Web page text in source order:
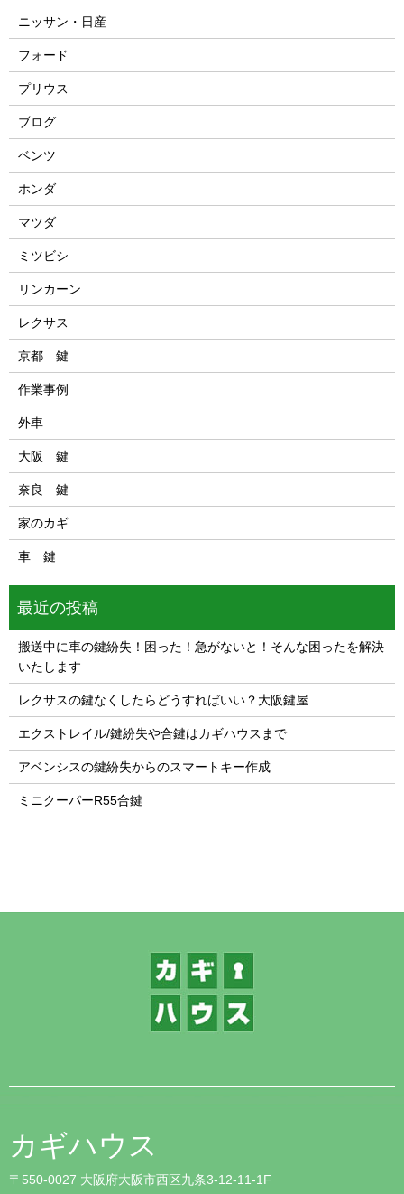
ニッサン・日産
フォード
プリウス
ブログ
ベンツ
ホンダ
マツダ
ミツビシ
リンカーン
レクサス
京都 鍵
作業事例
外車
大阪 鍵
奈良 鍵
家のカギ
車 鍵
最近の投稿
搬送中に車の鍵紛失！困った！急がないと！そんな困ったを解決
いたします
レクサスの鍵なくしたらどうすればいい？大阪鍵屋
エクストレイル/鍵紛失や合鍵はカギハウスまで
アベンシスの鍵紛失からのスマートキー作成
ミニクーパーR55合鍵
カギハウス
〒550-0027 大阪府大阪市西区九条3-12-11-1F